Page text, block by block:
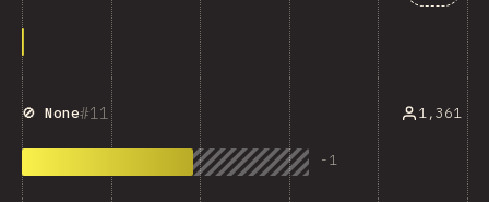
11
🚫 None
-1
1,361